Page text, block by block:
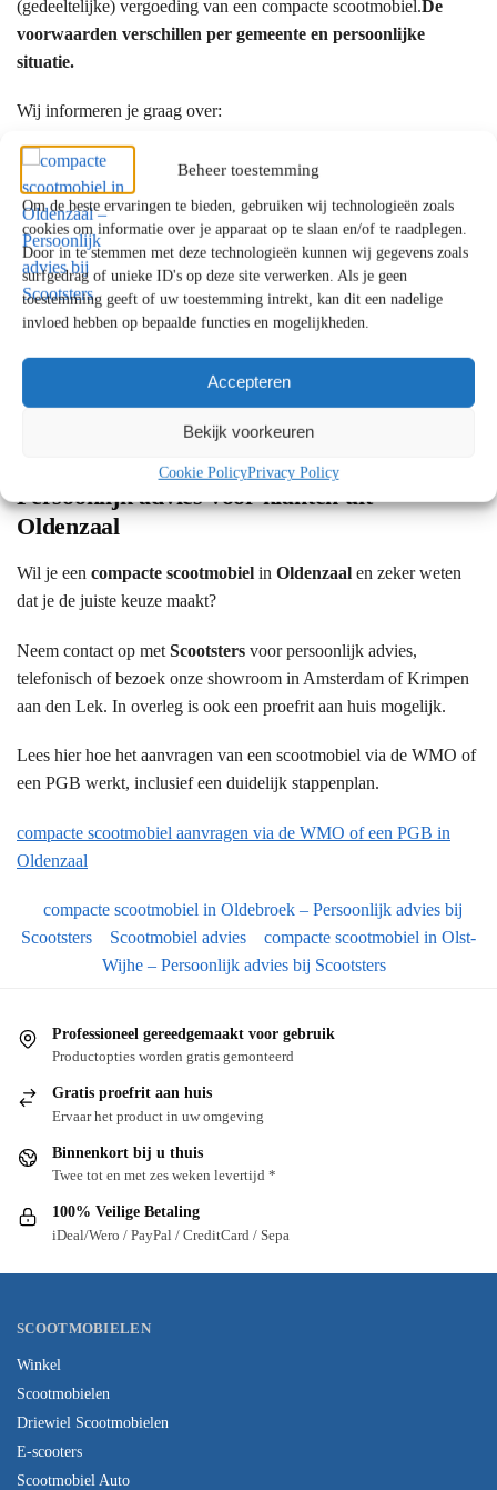
Beheer toestemming
Om de beste ervaringen te bieden, gebruiken wij technologieën zoals
cookies om informatie over je apparaat op te slaan en/of te raadplegen.
Door in te stemmen met deze technologieën kunnen wij gegevens zoals
surfgedrag of unieke ID's op deze site verwerken. Als je geen
toestemming geeft of uw toestemming intrekt, kan dit een nadelige
invloed hebben op bepaalde functies en mogelijkheden.
Accepteren
Bekijk voorkeuren
Cookie PolicyPrivacy Policy
(gedeeltelijke) vergoeding van een compacte scootmobiel.De
voorwaarden verschillen per gemeente en persoonlijke
situatie.
Wij informeren je graag over:
de mogelijkheden binnen de WMO
een eventuele eigen bijdrage
alternatieven als je aanvraag wordt afgewezen
Waarom kiezen klanten uit Oldenzaal voor
Scootsters?
✔ Persoonlijk en eerlijk advies
✔ Showrooms met uitgebreide proefritmogelijkheden
✔ Uitgebreide ervaring met mobiliteitsoplossingen
✔ Betrouwbare service en uitstekende ondersteuning
Persoonlijk advies voor klanten uit
Oldenzaal
Wil je een compacte scootmobiel in Oldenzaal en zeker weten
dat je de juiste keuze maakt?
Neem contact op met Scootsters voor persoonlijk advies,
telefonisch of bezoek onze showroom in Amsterdam of Krimpen
aan den Lek. In overleg is ook een proefrit aan huis mogelijk.
Lees hier hoe het aanvragen van een scootmobiel via de WMO of
een PGB werkt, inclusief een duidelijk stappenplan.
compacte scootmobiel aanvragen via de WMO of een PGB in
Oldenzaal
compacte scootmobiel in Oldebroek – Persoonlijk advies bij
Scootsters
Scootmobiel advies
compacte scootmobiel in Olst-
Wijhe – Persoonlijk advies bij Scootsters
Professioneel gereedgemaakt voor gebruik
Productopties worden gratis gemonteerd
Gratis proefrit aan huis
Ervaar het product in uw omgeving
Binnenkort bij u thuis
Twee tot en met zes weken levertijd *
100% Veilige Betaling
iDeal/Wero / PayPal / CreditCard / Sepa
SCOOTMOBIELEN
Winkel
Scootmobielen
Driewiel Scootmobielen
E-scooters
Scootmobiel Auto